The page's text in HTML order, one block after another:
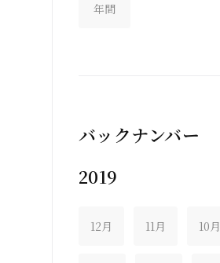
年間
バックナンバー
2019
12月 11月 10月